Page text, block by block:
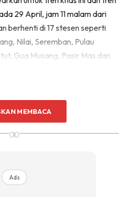
29 April, jam 11 malam dari
berhenti di 17 stesen seperti
Nilai, Seremban, Pulau
Gua Musang, Pasir Mas dan
perjalanan balik dari Stesen
jam 10 malam dan akan tiba di
jam 3.04 petang,” katanya
MEMBACA
∞
Ads